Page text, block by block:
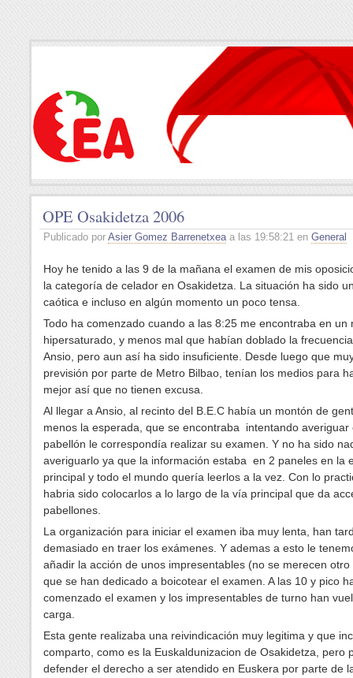
OPE Osakidetza 2006
Publicado por Asier Gomez Barrenetxeaa las 19:58:21 en General
Hoy he tenido a las 9 de la mañana el examen de mis
la categoría de celador en Osakidetza. La situación ha sido
caótica e incluso en algún momento un poco tensa.
Todo ha comenzado cuando a las 8:25 me encontraba en un
hipersaturado, y menos mal que habían doblado la
Ansio, pero aun así ha sido insuficiente. Desde luego que
previsión por parte de Metro Bilbao, tenían los medios para
mejor así que no tienen excusa.
Al llegar a Ansio, al recinto del B.E.C había un montón de
menos la esperada, que se encontraba intentando averiguar
pabellón le correspondía realizar su examen. Y no ha sido
averiguarlo ya que la información estaba en 2 paneles en la
principal y todo el mundo quería leerlos a la vez. Con lo
habria sido colocarlos a lo largo de la vía principal que da
pabellones.
La organización para iniciar el examen iba muy lenta, han
demasiado en traer los exámenes. Y ademas a esto le
añadir la acción de unos impresentables (no se merecen
que se han dedicado a boicotear el examen. A las 10 y pico
comenzado el examen y los impresentables de turno han
carga.
Esta gente realizaba una reivindicación muy legitima y que
comparto, como es la Euskaldunizacion de Osakidetza, pero
defender el derecho a ser atendido en Euskera por parte de